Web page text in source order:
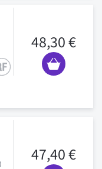
48,30 €
47,40 €